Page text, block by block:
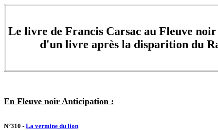
Le livre de Francis Carsac au Fleuve
d'un livre après la disparition du
En Fleuve noir Anticipation :
N°310 - La vermine du lion